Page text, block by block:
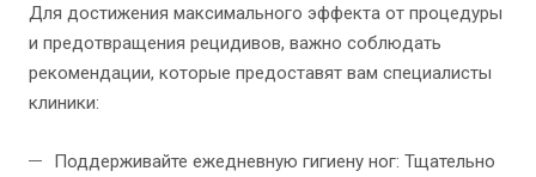
Для достижения максимального эффекта от процедуры
и предотвращения рецидивов, важно соблюдать
рекомендации, которые предоставят вам специалисты
клиники:
Поддерживайте ежедневную гигиену ног: Тщательно